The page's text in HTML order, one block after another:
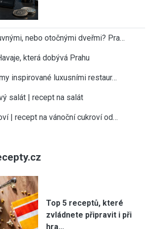
nebo otočnými dveřmi? Pra…
která dobývá Prahu
inspirované luxusními restaur…
salát | recept na salát
| recept na vánoční cukroví od…
Top 5 receptů, které
zvládnete připravit i při
hra…